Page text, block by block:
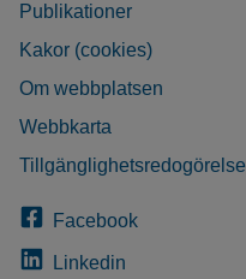
Publikationer
Kakor (cookies)
Om webbplatsen
Webbkarta
Tillgänglighetsredogörelse
Facebook
Linkedin